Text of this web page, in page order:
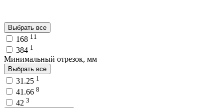
Выбрать все
168 11
384 1
Минимальный отрезок, мм
Выбрать все
31.25 1
41.66 8
42 3